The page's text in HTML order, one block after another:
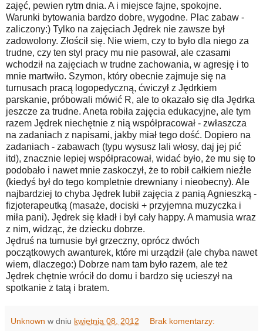
zajęć, pewien rytm dnia. A i miejsce fajne, spokojne.
Warunki bytowania bardzo dobre, wygodne. Plac zabaw -
zaliczony:) Tylko na zajęciach Jędrek nie zawsze był
zadowolony. Złościł się. Nie wiem, czy to było dla niego za
trudne, czy ten styl pracy mu nie pasował, ale czasami
wchodził na zajęciach w trudne zachowania, w agresję i to
mnie martwiło. Szymon, który obecnie zajmuje się na
turnusach pracą logopedyczną, ćwiczył z Jędrkiem
parskanie, próbowali mówić R, ale to okazało się dla Jędrka
jeszcze za trudne. Aneta robiła zajęcia edukacyjne, ale tym
razem Jędrek niechętnie z nią współpracował - zwłaszcza
na zadaniach z napisami, jakby miał tego dość. Dopiero na
zadaniach - zabawach (typu wysusz lali włosy, daj jej pić
itd), znacznie lepiej współpracował, widać było, że mu się to
podobało i nawet mnie zaskoczył, że to robił całkiem nieźle
(kiedyś był do tego kompletnie drewniany i nieobecny). Ale
najbardziej to chyba Jędrek lubił zajęcia z panią Agnieszką -
fizjoterapeutką (masaże, dociski + przyjemna muzyczka i
miła pani). Jędrek się kładł i był cały happy. A mamusia wraz
z nim, widząc, że dziecku dobrze.
Jędruś na turnusie był grzeczny, oprócz dwóch
początkowych awanturek, które mi urządził (ale chyba nawet
wiem, dlaczego:) Dobrze nam tam było razem, ale też
Jędrek chętnie wrócił do domu i bardzo się ucieszył na
spotkanie z tatą i bratem.
Unknown w dniu kwietnia 08, 2012 Brak komentarzy: